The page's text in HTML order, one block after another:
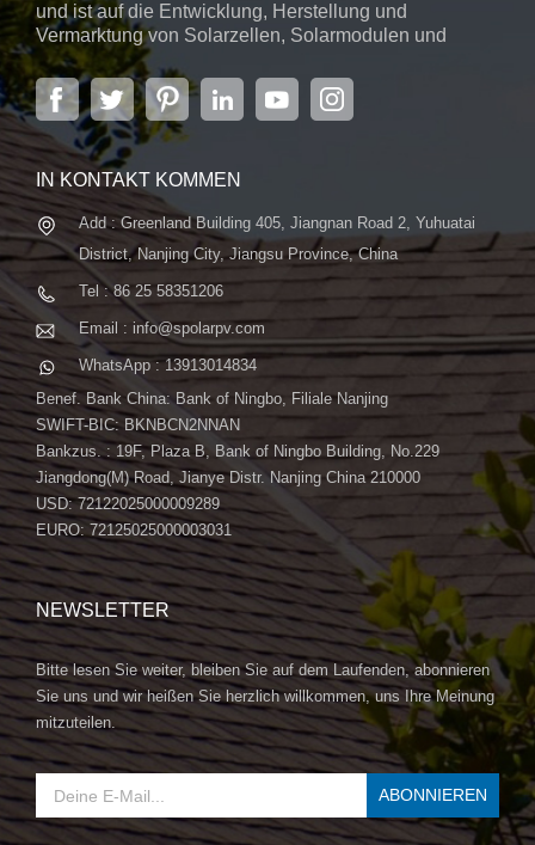
und ist auf die Entwicklung, Herstellung und
Vermarktung von Solarzellen, Solarmodulen und
Solarstromsystemen spezialisiert. Das Unternehmen
mit Sitz in der Hauptstadt der Provinz Jiangsu,
Nanjing, erstreckt sich über 6.000 m² und verfügt über
fortschrittliche automatische ...
IN KONTAKT KOMMEN
Add : Greenland Building 405, Jiangnan Road 2, Yuhuatai
District, Nanjing City, Jiangsu Province, China
Tel : 86 25 58351206
Email : info@spolarpv.com
WhatsApp : 13913014834
Benef. Bank China: Bank of Ningbo, Filiale Nanjing
SWIFT-BIC: BKNBCN2NNAN
Bankzus. : 19F, Plaza B, Bank of Ningbo Building, No.229
Jiangdong(M) Road, Jianye Distr. Nanjing China 210000
USD: 72122025000009289
EURO: 72125025000003031
NEWSLETTER
Bitte lesen Sie weiter, bleiben Sie auf dem Laufenden, abonnieren
Sie uns und wir heißen Sie herzlich willkommen, uns Ihre Meinung
mitzuteilen.